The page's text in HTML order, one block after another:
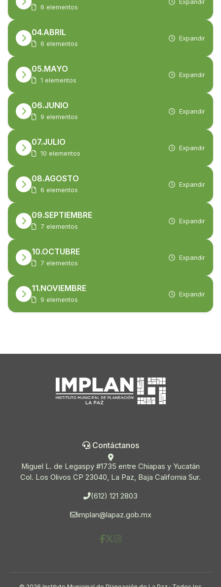
6 elementos
Expandir
04.ABRIL
6 elementos
Expandir
05.MAYO
1 elementos
Expandir
06.JUNIO
9 elementos
Expandir
07.JULIO
10 elementos
Expandir
08.AGOSTO
6 elementos
Expandir
09.SEPTIEMBRE
7 elementos
Expandir
10.OCTUBRE
7 elementos
Expandir
11.NOVIEMBRE
9 elementos
Expandir
Contáctanos
Miguel L. de Legaspy #1735 entre Chiapas y Yucatán
Col. Los Olivos CP 23040, La Paz, Baja California Sur.
(612) 121 2803
implan@lapaz.gob.mx